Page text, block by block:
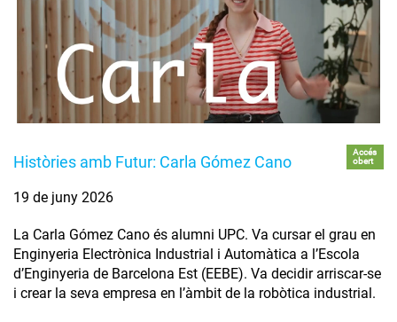
Històries amb Futur: Carla Gómez Cano
Accés
obert
19 de juny 2026
La Carla Gómez Cano és alumni UPC. Va cursar el grau en
Enginyeria Electrònica Industrial i Automàtica a l’Escola
d’Enginyeria de Barcelona Est (EEBE). Va decidir arriscar-se
i crear la seva empresa en l’àmbit de la robòtica industrial.